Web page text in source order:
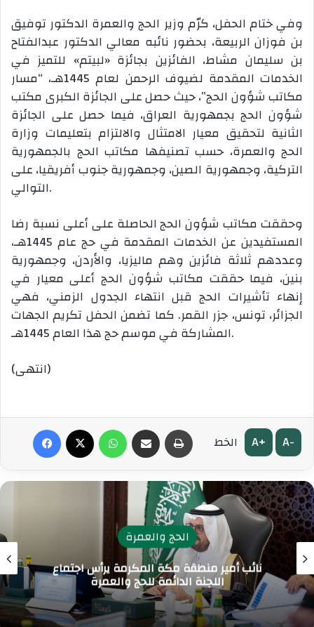
وفي ختام الحفل، كرّم وزير الحج والعمرة الدكتور توفيق
بن فوزان الربيعة، بحضور نائبه معالي الدكتور عبدالفتاح
بن سليمان مشاط، الفائزين بجائزة «لبيتم» للتميز في
الخدمات المقدمة لضيوف الرحمن لعام 1445هـ، “مسار
مكاتب شؤون الحج”، حيث حصل على الجائزة الكبرى مكتب
شؤون الحج بجمهورية العراق، فيما حصل على الجائزة
الثانية لتحقيق معيار الامتثال والالتزام بتعليمات وزارة
الحج والعمرة، حسب تصنيفها مكاتب الحج بالجمهورية
التركية، وجمهورية الصين، وجمهورية جنوب أفريقيا، على
التوالي.
وحققت مكاتب شؤون الحج الحاصلة على أعلى نسبة رضا
المستفيدين عن الخدمات المقدمة في حج عام 1445هـ،
وعددهم ثلاثة فائزين وهم ماليزيا، والأردن، وجمهورية
بنين، فيما حققت مكاتب شؤون الحج أعلى معيار في
إنهاء تأشيرات الحج قبل انتهاء الجدول الزمني، فهي
الجزائر، تونس، جزر القمر. كما تضمن الحفل تكريم الجهات
المشاركة في موسم حج هذا العام 1445هـ.
(انتهى)
الخط A+ A-
الحج والعمرة
نائب أمير منطقة مكة المكرمة يرأس اجتماع
اللجنة الدائمة للحج والعمرة